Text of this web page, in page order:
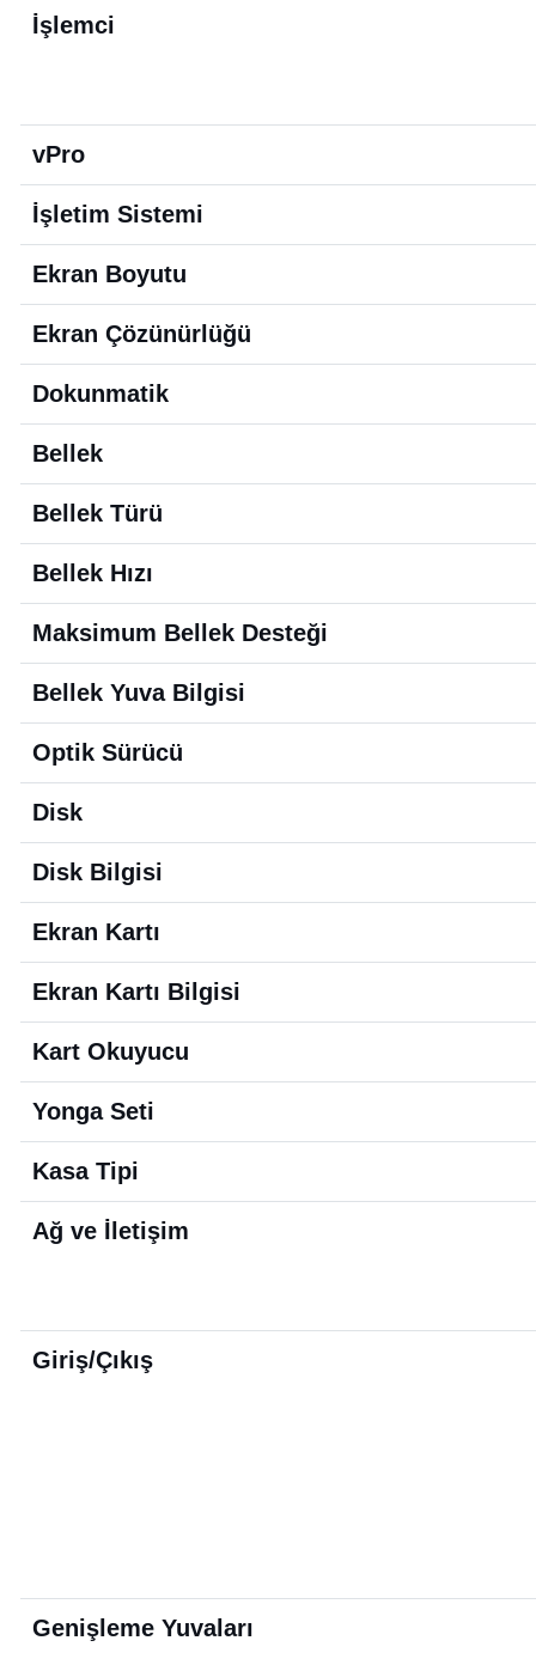
İşlemci
vPro
İşletim Sistemi
Ekran Boyutu
Ekran Çözünürlüğü
Dokunmatik
Bellek
Bellek Türü
Bellek Hızı
Maksimum Bellek Desteği
Bellek Yuva Bilgisi
Optik Sürücü
Disk
Disk Bilgisi
Ekran Kartı
Ekran Kartı Bilgisi
Kart Okuyucu
Yonga Seti
Kasa Tipi
Ağ ve İletişim
Giriş/Çıkış
Genişleme Yuvaları